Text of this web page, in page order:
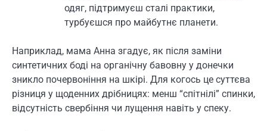
одяг, підтримуєш сталі практики,
турбуєшся про майбутнє планети.
Наприклад, мама Анна згадує, як після заміни
синтетичних боді на органічну бавовну у донечки
зникло почервоніння на шкірі. Для когось це суттєва
різниця у щоденних дрібницях: менш “спітнілі” спинки,
відсутність свербіння чи лущення навіть у спеку.